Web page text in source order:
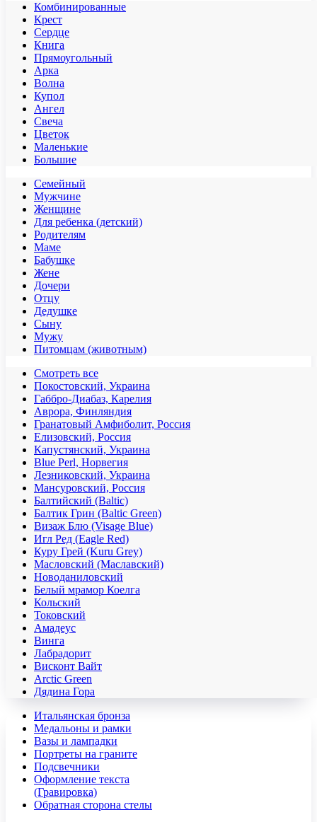
Комбинированные
Крест
Сердце
Книга
Прямоугольный
Арка
Волна
Купол
Ангел
Свеча
Цветок
Маленькие
Большие
Семейный
Мужчине
Женщине
Для ребенка (детский)
Родителям
Маме
Бабушке
Жене
Дочери
Отцу
Дедушке
Сыну
Мужу
Питомцам (животным)
Смотреть все
Покостовский, Украина
Габбро-Диабаз, Карелия
Аврора, Финляндия
Гранатовый Амфиболит, Россия
Елизовский, Россия
Капустянский, Украина
Blue Perl, Норвегия
Лезниковский, Украина
Мансуровский, Россия
Балтийский (Baltic)
Балтик Грин (Baltic Green)
Визаж Блю (Visage Blue)
Игл Ред (Eagle Red)
Куру Грей (Kuru Grey)
Масловский (Маславский)
Новоданиловский
Белый мрамор Коелга
Кольский
Токовский
Амадеус
Винга
Лабрадорит
Висконт Вайт
Аrctic Green
Дядина Гора
Итальянская бронза
Медальоны и рамки
Вазы и лампадки
Портреты на граните
Подсвечники
Оформление текста
(Гравировка)
Обратная сторона стелы